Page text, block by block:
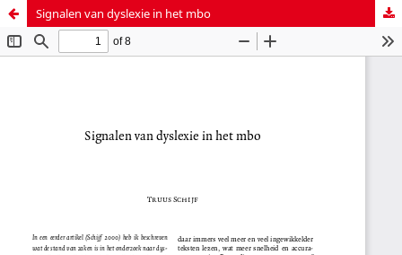
Signalen van dyslexie in het mbo